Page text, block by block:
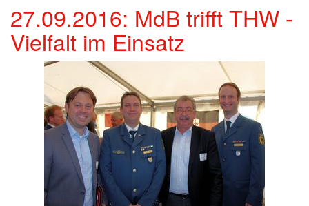
27.09.2016: MdB trifft THW -
Vielfalt im Einsatz